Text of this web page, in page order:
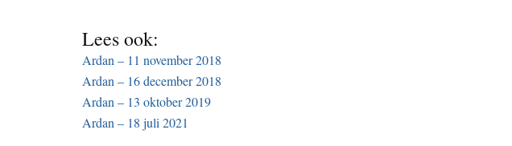
Lees ook:
Ardan – 11 november 2018
Ardan – 16 december 2018
Ardan – 13 oktober 2019
Ardan – 18 juli 2021